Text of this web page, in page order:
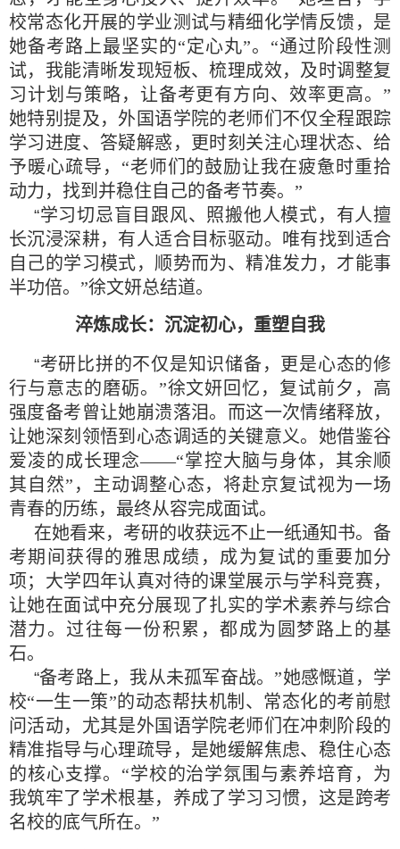
校常态化开展的学业测试与精细化学情反馈，是
她备考路上最坚实的“定心丸”。“通过阶段性测
试，我能清晰发现短板、梳理成效，及时调整复
习计划与策略，让备考更有方向、效率更高。”
她特别提及，外国语学院的老师们不仅全程跟踪
学习进度、答疑解惑，更时刻关注心理状态、给
予暖心疏导，“老师们的鼓励让我在疲惫时重拾
动力，找到并稳住自己的备考节奏。”
“学习切忌盲目跟风、照搬他人模式，有人擅
长沉浸深耕，有人适合目标驱动。唯有找到适合
自己的学习模式，顺势而为、精准发力，才能事
半功倍。”徐文妍总结道。
淬炼成长：沉淀初心，重塑自我
“考研比拼的不仅是知识储备，更是心态的修
行与意志的磨砺。”徐文妍回忆，复试前夕，高
强度备考曾让她崩溃落泪。而这一次情绪释放，
让她深刻领悟到心态调适的关键意义。她借鉴谷
爱凌的成长理念——“掌控大脑与身体，其余顺
其自然”，主动调整心态，将赴京复试视为一场
青春的历练，最终从容完成面试。
在她看来，考研的收获远不止一纸通知书。备
考期间获得的雅思成绩，成为复试的重要加分
项；大学四年认真对待的课堂展示与学科竞赛，
让她在面试中充分展现了扎实的学术素养与综合
潜力。过往每一份积累，都成为圆梦路上的基
石。
“备考路上，我从未孤军奋战。”她感慨道，学
校“一生一策”的动态帮扶机制、常态化的考前慰
问活动，尤其是外国语学院老师们在冲刺阶段的
精准指导与心理疏导，是她缓解焦虑、稳住心态
的核心支撑。“学校的治学氛围与素养培育，为
我筑牢了学术根基，养成了学习习惯，这是跨考
名校的底气所在。”